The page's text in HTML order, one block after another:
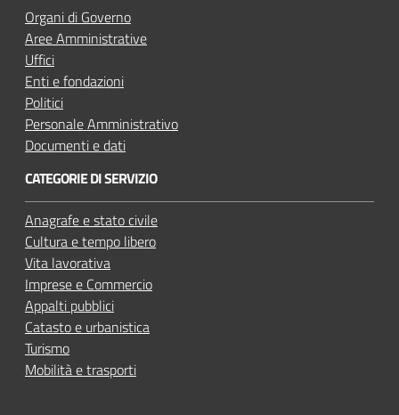
u
b
e
Organi di Governo
Aree Amministrative
Uffici
Enti e fondazioni
Politici
Personale Amministrativo
Documenti e dati
CATEGORIE DI SERVIZIO
Anagrafe e stato civile
Cultura e tempo libero
Vita lavorativa
Imprese e Commercio
Appalti pubblici
Catasto e urbanistica
Turismo
Mobilità e trasporti